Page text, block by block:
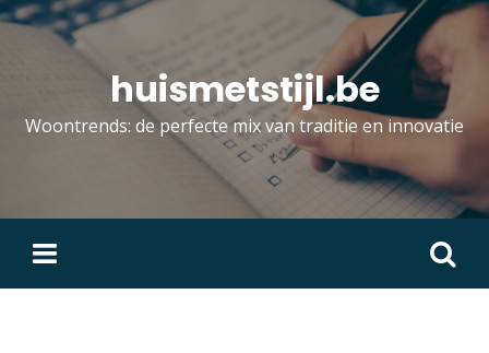
Skip
huismetstijl.be
Woontrends: de perfecte mix van traditie en innovatie
Zoeken
naar: